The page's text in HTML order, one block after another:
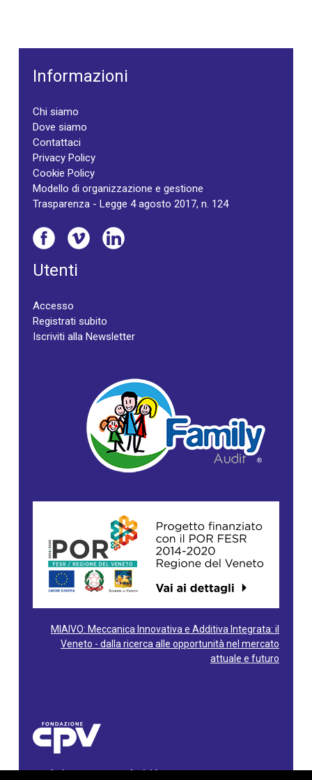
Informazioni
Chi siamo
Dove siamo
Contattaci
Privacy Policy
Cookie Policy
Modello di organizzazione e gestione
Trasparenza - Legge 4 agosto 2017, n. 124
Utenti
Accesso
Registrati subito
Iscriviti alla Newsletter
MIAIVO: Meccanica Innovativa e Additiva Integrata: il
Veneto - dalla ricerca alle opportunità nel mercato
attuale e futuro
Fondazione Centro Produttività Veneto